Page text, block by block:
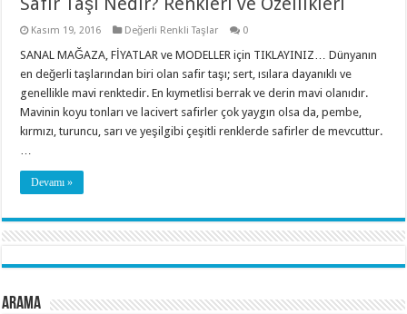
Kasım 19, 2016 Değerli Renkli Taşlar 0
SANAL MAĞAZA, FİYATLAR ve MODELLER için TIKLAYINIZ… Dünyanın
en değerli taşlarından biri olan safir taşı; sert, ısılara dayanıklı ve
genellikle mavi renktedir. En kıymetlisi berrak ve derin mavi olanıdır.
Mavinin koyu tonları ve lacivert safirler çok yaygın olsa da, pembe,
kırmızı, turuncu, sarı ve yeşilgibi çeşitli renklerde safirler de mevcuttur.
…
Devamı »
Arama